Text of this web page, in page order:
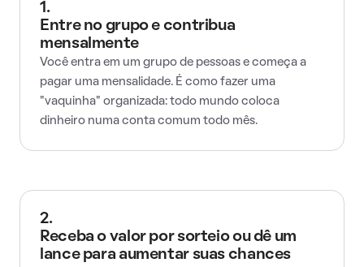
1.
Entre no grupo e contribua
mensalmente
Você entra em um grupo de pessoas e começa a
pagar uma mensalidade. É como fazer uma
"vaquinha" organizada: todo mundo coloca
dinheiro numa conta comum todo mês.
2.
Receba o valor por sorteio ou dê um
lance para aumentar suas chances